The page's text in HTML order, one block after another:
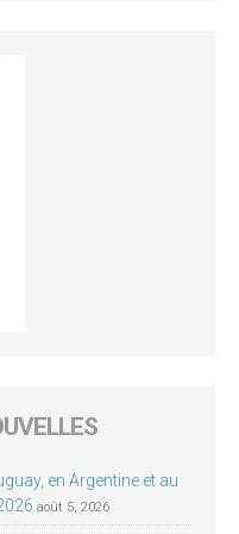
en Argentine et au
août 5, 2026